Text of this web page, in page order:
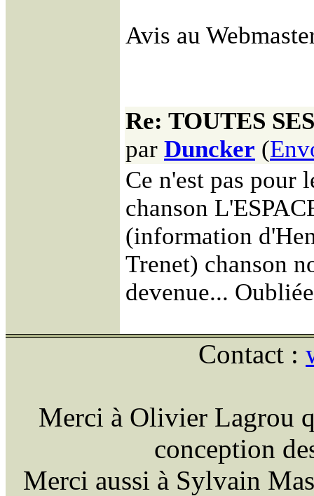
Avis au
Re: TOUTES
par Duncker (
Ce n'est pas pour
chanson
(information
Trenet) chanson
devenue...
Contact :
Merci à Olivier Lagrou
conception
Merci aussi à Sylvain